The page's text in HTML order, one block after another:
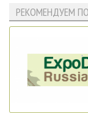
РЕКОМЕНДУЕМ